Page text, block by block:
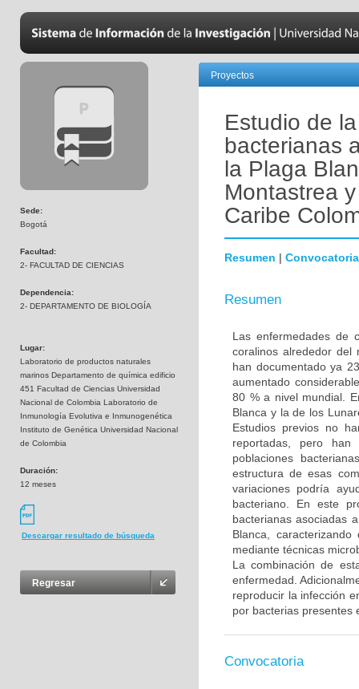
Sede:
Bogotá
Facultad:
2- FACULTAD DE CIENCIAS
Dependencia:
2- DEPARTAMENTO DE BIOLOGÍA
Lugar:
Laboratorio de productos naturales
marinos Departamento de química edificio
451 Facultad de Ciencias Universidad
Nacional de Colombia Laboratorio de
Inmunología Evolutiva e Inmunogenética
Instituto de Genética Universidad Nacional
de Colombia
Duración:
12 meses
Descargar resultado de búsqueda
Regresar
Proyectos
Estudio de
bacterianas
la Plaga
Montastrea
Caribe
Resumen | Convocatoria
Resumen
Las enfermedades de
coralinos alrededor del
han documentado ya
aumentado
80 % a nivel mundial.
Blanca y la de los
Estudios previos no
reportadas, pero
poblaciones
estructura de esas
variaciones podría
bacteriano. En este
bacterianas asociadas
Blanca,
mediante técnicas
La combinación de
enfermedad.
reproducir la infección
por bacterias presentes
Convocatoria